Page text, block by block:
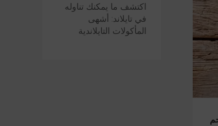
اكتشف ما يمكنك تناوله
في تايلاند: أشهى
المأكولات التايلاندية